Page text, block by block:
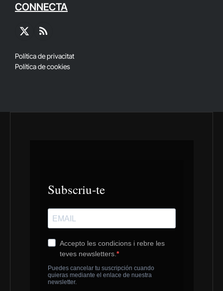
CONNECTA
X
RSS
Política de privacitat
Política de cookies